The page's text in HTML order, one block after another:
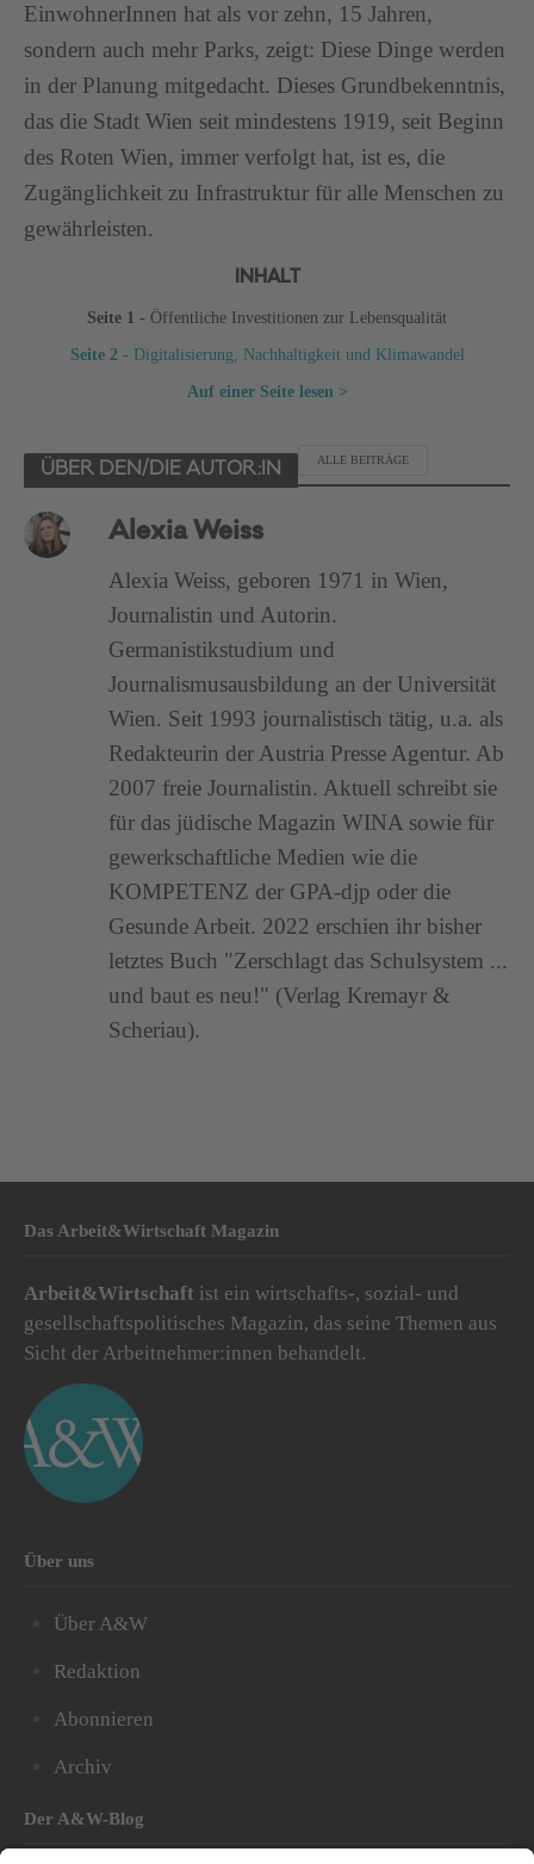
EinwohnerInnen hat als vor zehn, 15 Jahren,
sondern auch mehr Parks, zeigt: Diese Dinge werden
in der Planung mitgedacht. Dieses Grundbekenntnis,
das die Stadt Wien seit mindestens 1919, seit Beginn
des Roten Wien, immer verfolgt hat, ist es, die
Zugänglichkeit zu Infrastruktur für alle Menschen zu
gewährleisten.
INHALT
Seite 1 - Öffentliche Investitionen zur Lebensqualität
Seite 2 - Digitalisierung, Nachhaltigkeit und Klimawandel
Auf einer Seite lesen >
ÜBER DEN/DIE AUTOR:IN
ALLE BEITRÄGE
Alexia Weiss
Alexia Weiss, geboren 1971 in Wien,
Journalistin und Autorin.
Germanistikstudium und
Journalismusausbildung an der Universität
Wien. Seit 1993 journalistisch tätig, u.a. als
Redakteurin der Austria Presse Agentur. Ab
2007 freie Journalistin. Aktuell schreibt sie
für das jüdische Magazin WINA sowie für
gewerkschaftliche Medien wie die
KOMPETENZ der GPA-djp oder die
Gesunde Arbeit. 2022 erschien ihr bisher
letztes Buch "Zerschlagt das Schulsystem ...
und baut es neu!" (Verlag Kremayr &
Scheriau).
Das Arbeit&Wirtschaft Magazin
Arbeit&Wirtschaft ist ein wirtschafts-, sozial- und
gesellschaftspolitisches Magazin, das seine Themen aus
Sicht der Arbeitnehmer:innen behandelt.
Über uns
Über A&W
Redaktion
Abonnieren
Archiv
Der A&W-Blog